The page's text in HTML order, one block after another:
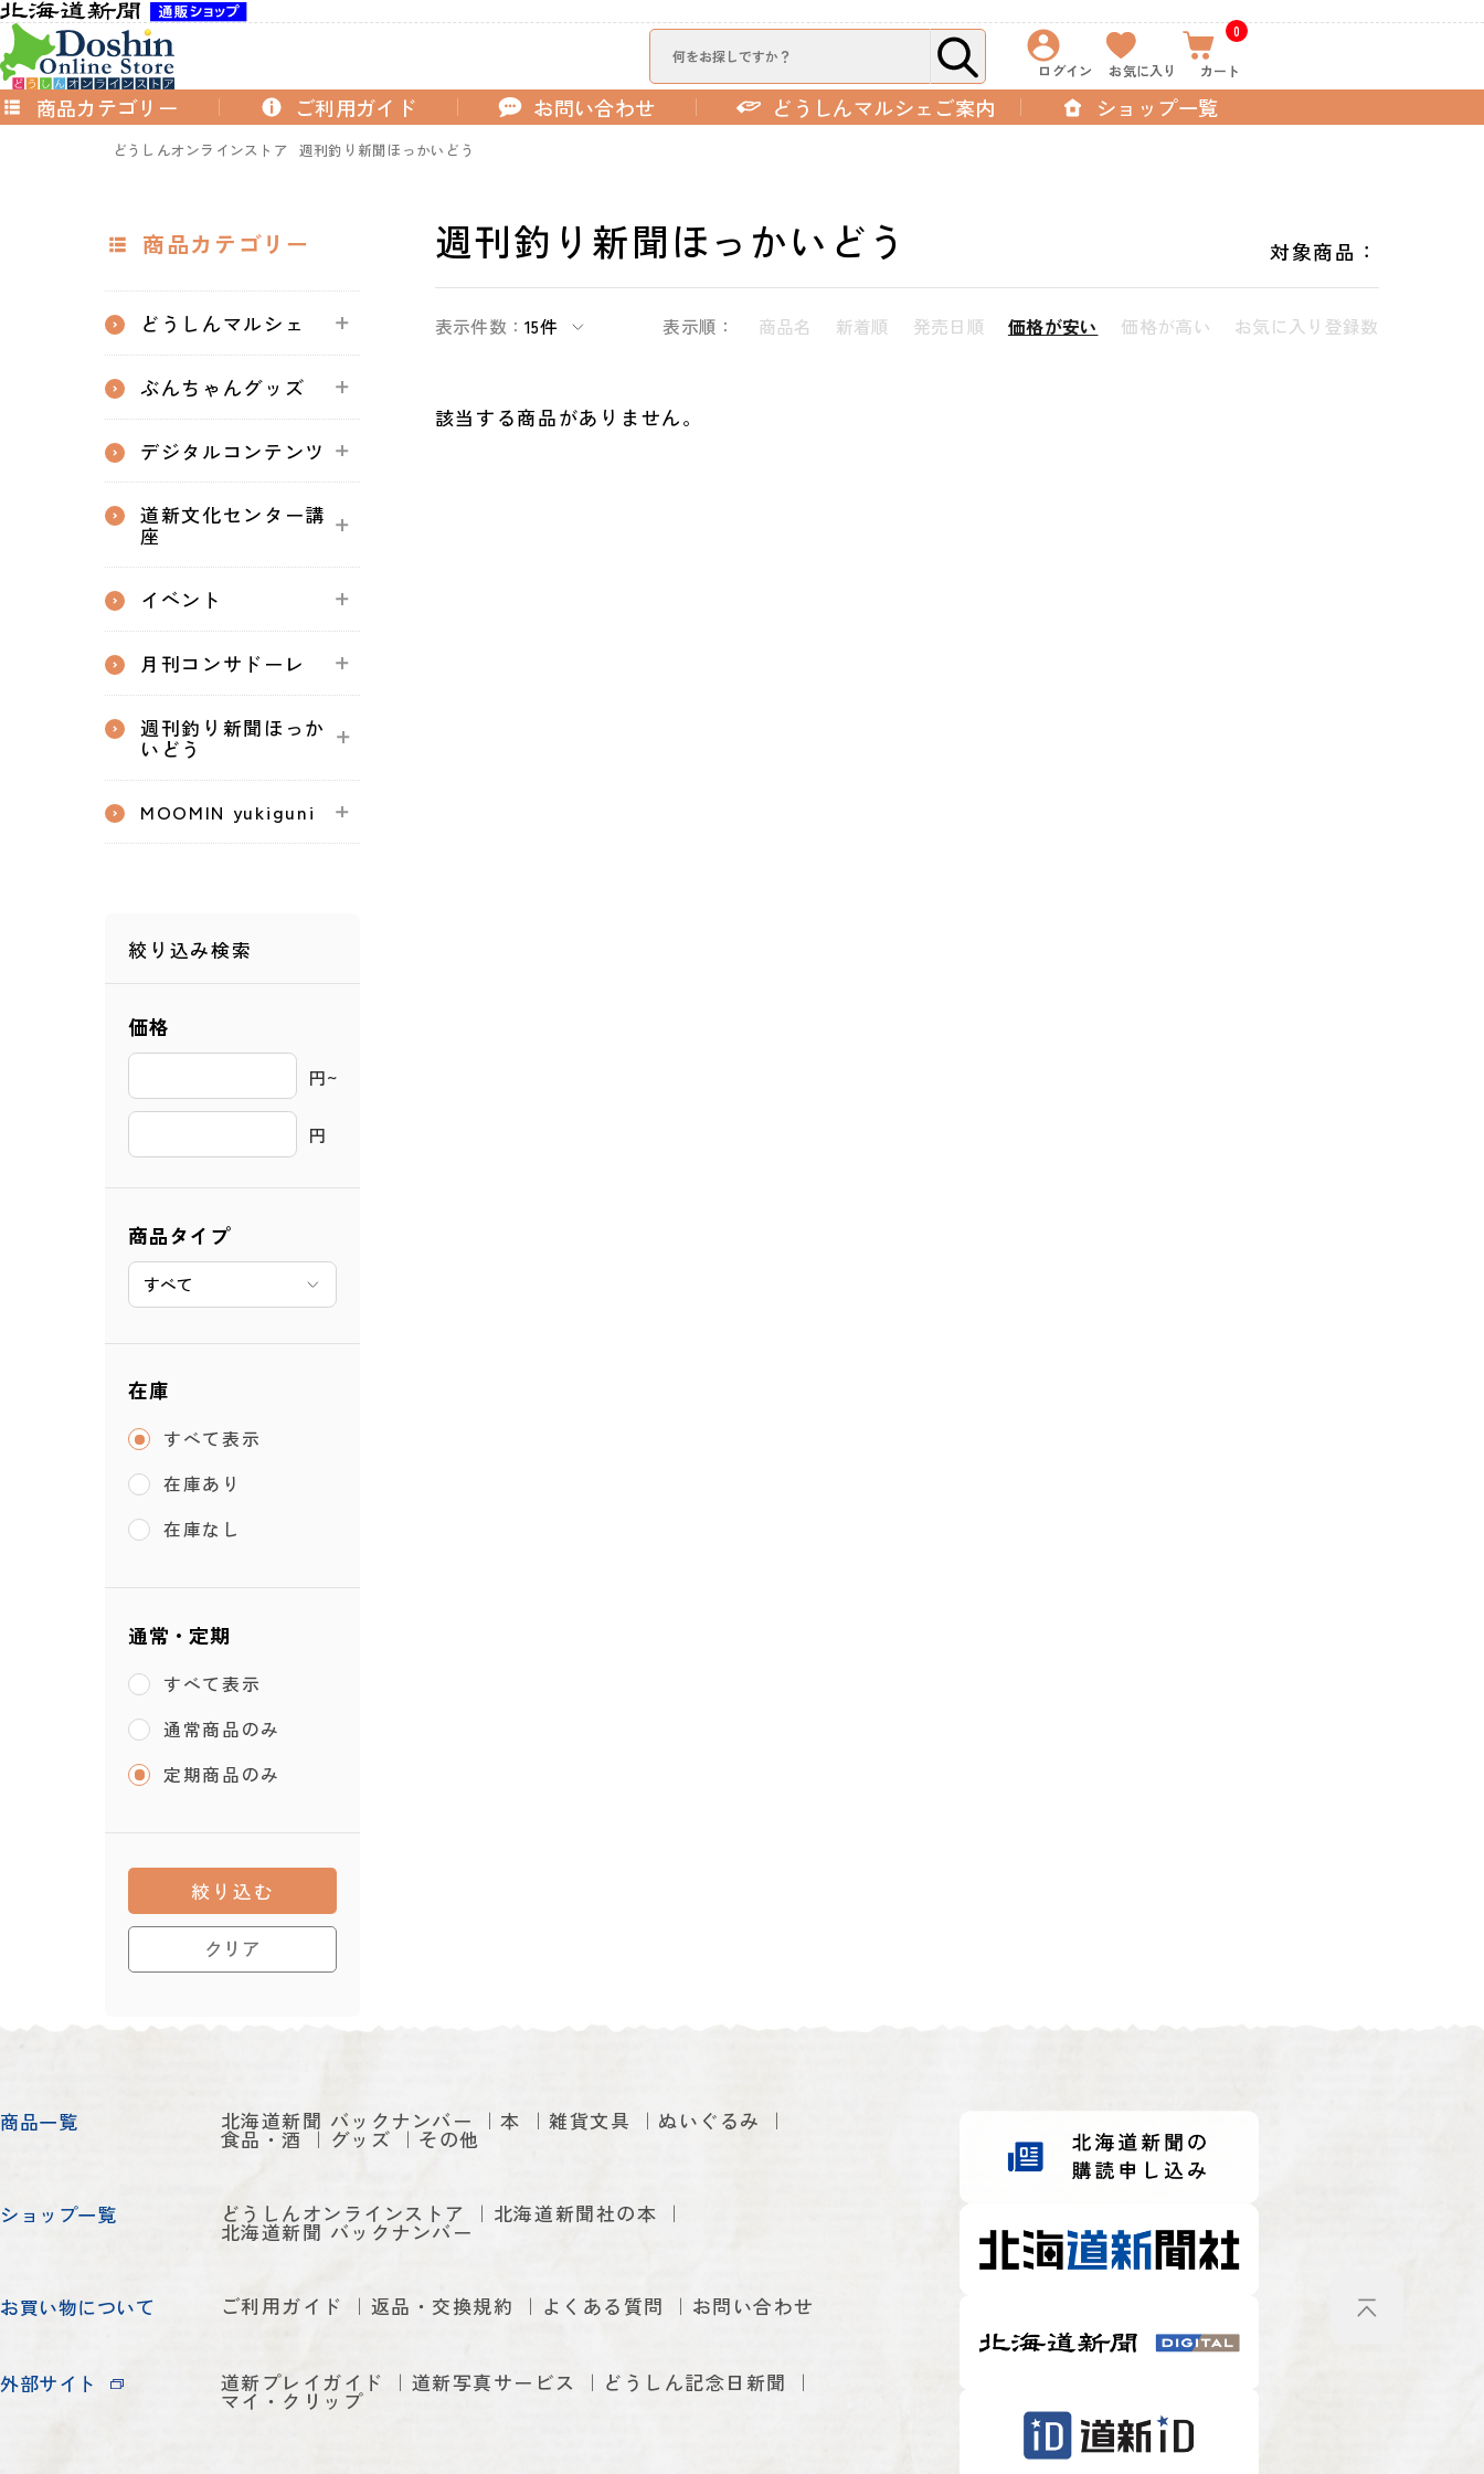
ログイン お気に入り
0
カート
商品カテゴリー ショップ一覧
ご利用ガイド お問い合わせ どうしんマルシェご案内
どうしんオンラインストア 週刊釣り新聞ほっかいどう
商品カテゴリー
どうしんマルシェ
ぶんちゃんグッズ
デジタルコンテンツ
道新文化センター講
座
イベント
月刊コンサドーレ
週刊釣り新聞ほっか
いどう
MOOMIN yukiguni
絞り込み検索
価格
円~
円
商品タイプ
在庫
すべて表示
在庫あり
在庫なし
通常・定期
すべて表示
通常商品のみ
定期商品のみ
クリア
絞り込む
週刊釣り新聞ほっかいどう 対象商品：
表示件数：15件 表示順： 商品名 新着順 発売日順 価格が安い 価格が高い お気に入り登録数
該当する商品がありません。
商品一覧 北海道新聞 バックナンバー 本 雑貨文具 ぬいぐるみ
食品・酒 グッズ その他
ショップ一覧 どうしんオンラインストア 北海道新聞社の本
北海道新聞 バックナンバー
お買い物について ご利用ガイド 返品・交換規約 よくある質問 お問い合わせ
外部サイト 道新プレイガイド 道新写真サービス どうしん記念日新聞
マイ・クリップ